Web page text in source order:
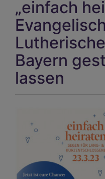
„einfach
Bayern
lassen